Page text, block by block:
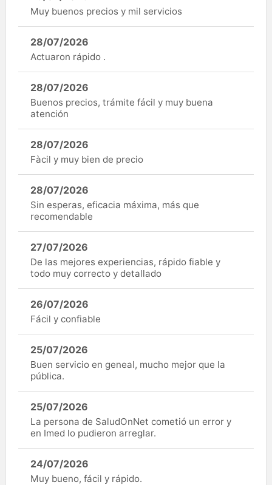
Muy buenos precios y mil servicios
28/07/2026
Actuaron rápido .
28/07/2026
Buenos precios, trámite fácil y muy buena
atención
28/07/2026
Fàcil y muy bien de precio
28/07/2026
Sin esperas, eficacia máxima, más que
recomendable
27/07/2026
De las mejores experiencias, rápido fiable y
todo muy correcto y detallado
26/07/2026
Fácil y confiable
25/07/2026
Buen servicio en geneal, mucho mejor que la
pública.
25/07/2026
La persona de SaludOnNet cometió un error y
en Imed lo pudieron arreglar.
24/07/2026
Muy bueno, fácil y rápido.